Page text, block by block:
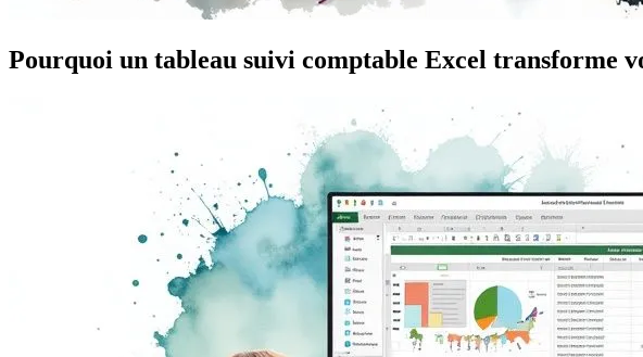
Pourquoi un tableau suivi comptable Excel transforme